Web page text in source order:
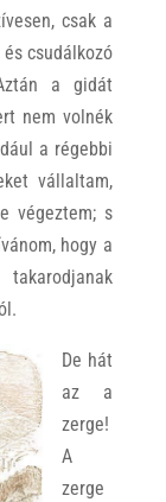
csak a
csudálkozó
a gidát
nem volnék
a régebbi
vállaltam,
végeztem; s
hogy a
takarodjanak
De hát
az a
zerge!
A
zerge